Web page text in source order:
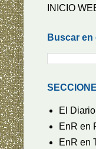
INICIO
Buscar en
El Diario
EnR en
EnR en